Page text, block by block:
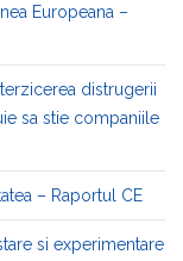
Europeana –
distrugerii
sa stie companiile
– Raportul CE
si experimentare